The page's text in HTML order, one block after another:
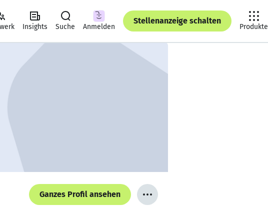
Insights Suche Anmelden
Stellenanzeige schalten
Produkte
Ganzes Profil ansehen